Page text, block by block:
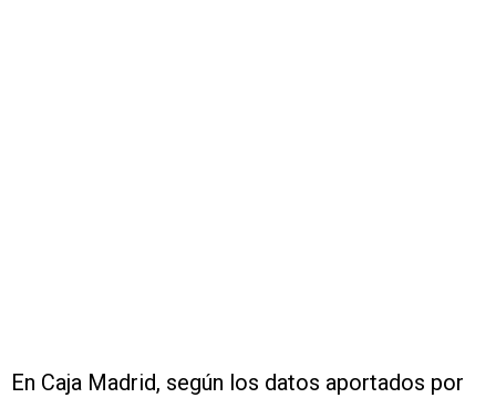
En Caja Madrid, según los datos aportados por